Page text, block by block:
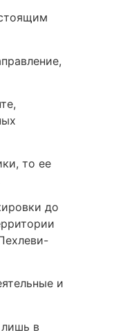
то ее
до
и
в